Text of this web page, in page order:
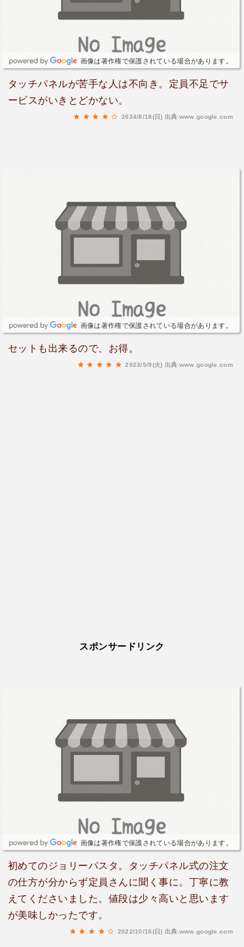
画像は著作権で保護されている場合があります。
タッチパネルが苦手な人は不向き。定員不足でサ
ービスがいきとどかない。
2024/8/18(日) 出典:www.google.com
画像は著作権で保護されている場合があります。
セットも出来るので、お得。
2023/5/9(火) 出典:www.google.com
スポンサードリンク
画像は著作権で保護されている場合があります。
初めてのジョリーパスタ。タッチパネル式の注文
の仕方が分からず定員さんに聞く事に。丁寧に教
えてくださいました。値段は少々高いと思います
が美味しかったです。
2022/10/16(日) 出典:www.google.com